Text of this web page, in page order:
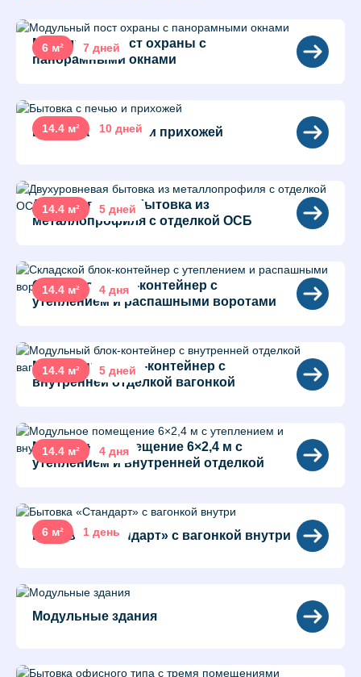
6 м² 7 дней
Модульный пост охраны с
панорамными окнами
14.4 м² 10 дней
Бытовка с печью и прихожей
14.4 м² 5 дней
Двухуровневая бытовка из
металлопрофиля с отделкой ОСБ
14.4 м² 4 дня
Складской блок-контейнер с
утеплением и распашными воротами
14.4 м² 5 дней
Модульный блок-контейнер с
внутренней отделкой вагонкой
14.4 м² 4 дня
Модульное помещение 6×2,4 м с
утеплением и внутренней отделкой
6 м² 1 день
Бытовка «Стандарт» с вагонкой внутри
Модульные здания